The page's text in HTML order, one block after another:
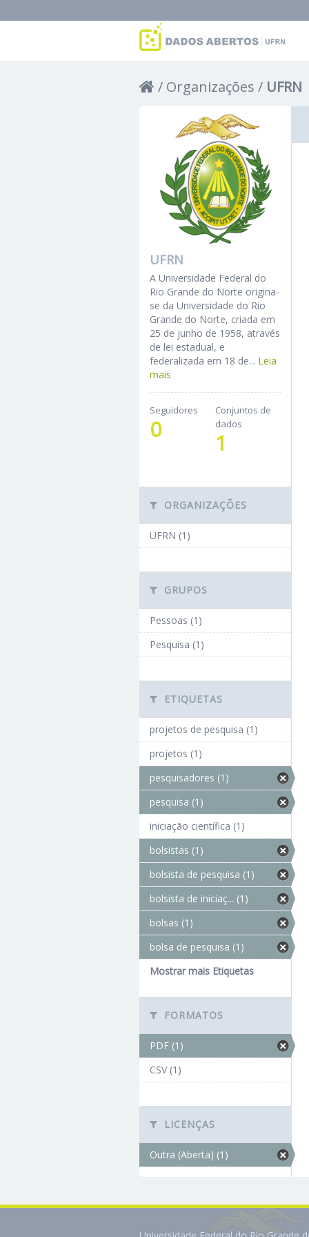
Organizações UFRN
UFRN
A Universidade Federal do
Rio Grande do Norte origina-
se da Universidade do Rio
Grande do Norte, criada em
25 de junho de 1958, através
de lei estadual, e
federalizada em 18 de... Leia
mais
Seguidores
0
Conjuntos de
dados
1
ORGANIZAÇÕES
UFRN (1)
GRUPOS
Pessoas (1)
Pesquisa (1)
ETIQUETAS
projetos de pesquisa (1)
projetos (1)
pesquisadores (1)
pesquisa (1)
iniciação científica (1)
bolsistas (1)
bolsista de pesquisa (1)
bolsista de iniciaç... (1)
bolsas (1)
bolsa de pesquisa (1)
Mostrar mais Etiquetas
FORMATOS
PDF (1)
CSV (1)
LICENÇAS
Outra (Aberta) (1)